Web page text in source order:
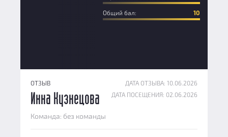
Общий бал: 10
ОТЗЫВ
ДАТА ОТЗЫВА: 10.06.2026
ДАТА ПОСЕЩЕНИЯ: 02.06.2026
Инна Кузнецова
Команда: без команды